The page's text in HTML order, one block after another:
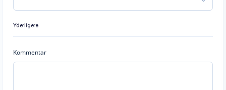
Yderligere
Kommentar